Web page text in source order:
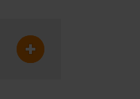
Fäll ut Anmälan av